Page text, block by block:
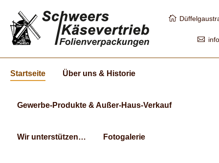
Startseite Über uns & Historie
Gewerbe-Produkte & Außer-Haus-Verkauf
Wir unterstützen… Fotogalerie